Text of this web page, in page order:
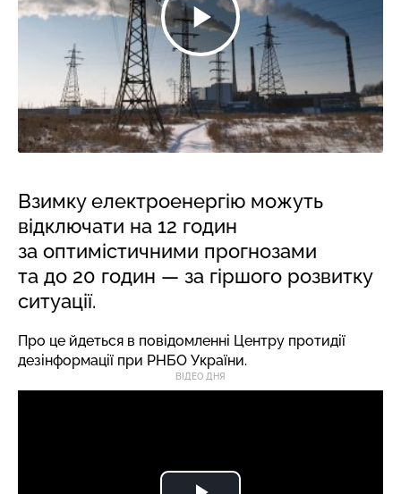
Взимку електроенергію можуть
відключати на 12 годин
за оптимістичними прогнозами
та до 20 годин — за гіршого розвитку
ситуації.
Про це йдеться в повідомленні Центру протидії
дезінформації при РНБО України.
ВІДЕО ДНЯ